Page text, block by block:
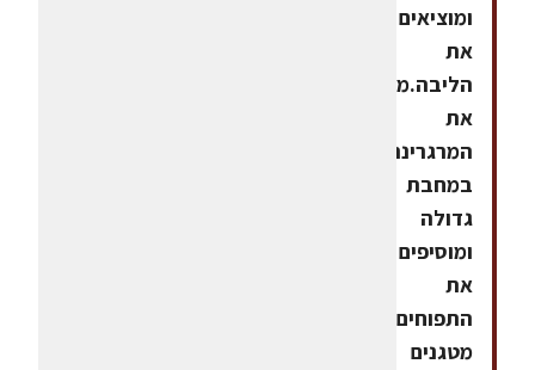
ומוציאים
את
הליבה.ממיסים
את
המרגרינה
במחבת
גדולה
ומוסיפים
את
התפוחים.
מטגנים